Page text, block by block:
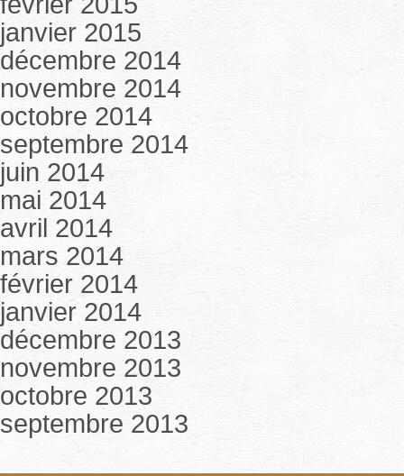
janvier 2015
décembre 2014
novembre 2014
octobre 2014
septembre 2014
juin 2014
mai 2014
avril 2014
mars 2014
février 2014
janvier 2014
décembre 2013
novembre 2013
octobre 2013
septembre 2013